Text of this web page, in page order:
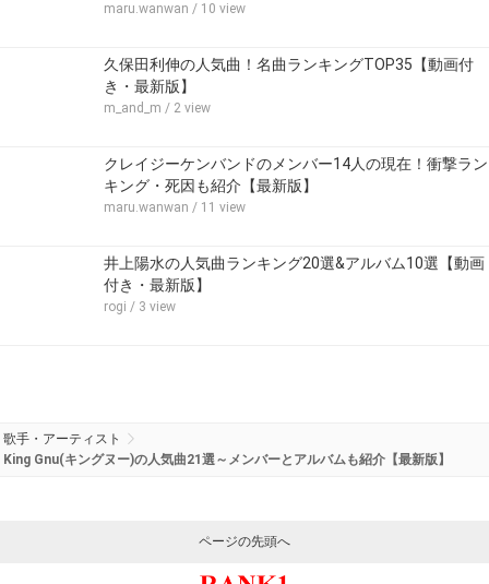
maru.wanwan / 10 view
久保田利伸の人気曲！名曲ランキングTOP35【動画付
き・最新版】
m_and_m / 2 view
クレイジーケンバンドのメンバー14人の現在！衝撃ラン
キング・死因も紹介【最新版】
maru.wanwan / 11 view
井上陽水の人気曲ランキング20選&アルバム10選【動画
付き・最新版】
rogi / 3 view
歌手・アーティスト
King Gnu(キングヌー)の人気曲21選～メンバーとアルバムも紹介【最新版】
ページの先頭へ